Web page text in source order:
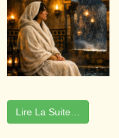
Lire La Suite…